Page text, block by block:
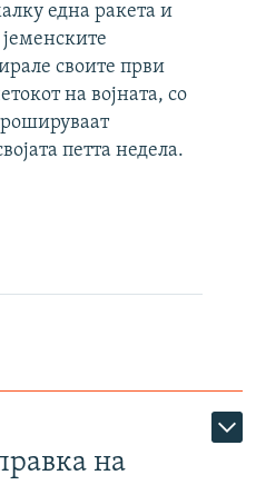
една ракета и
своите први
на војната, со
петта недела.
на